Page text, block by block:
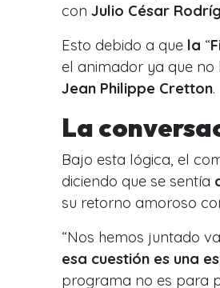
con Julio César
Esto debido a que la “
el animador ya que
Jean Philippe Cretton.
La
Bajo esta lógica, el
diciendo que se sentía
su retorno amoroso
“Nos hemos juntado
esa cuestión es una
programa no es para